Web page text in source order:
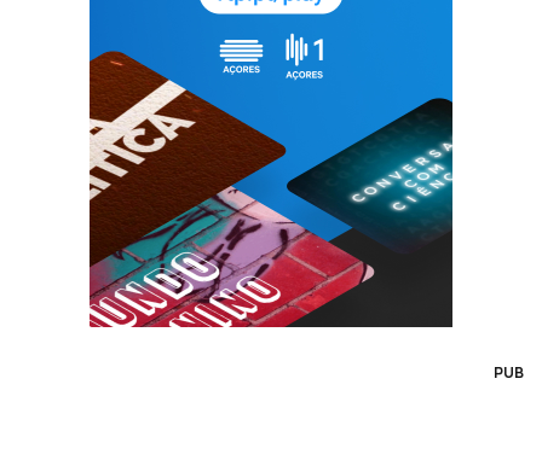
PUB